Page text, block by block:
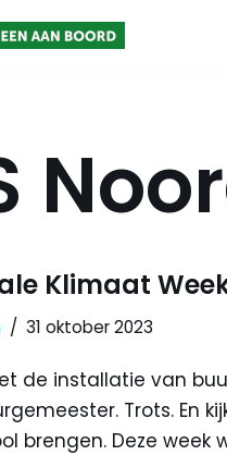
Klimaat
31 oktober 2023
de installatie van
Trots. En
brengen. Deze week